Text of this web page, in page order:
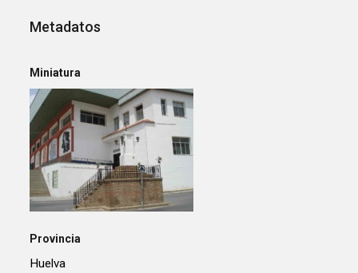
Metadatos
Miniatura
Provincia
Huelva